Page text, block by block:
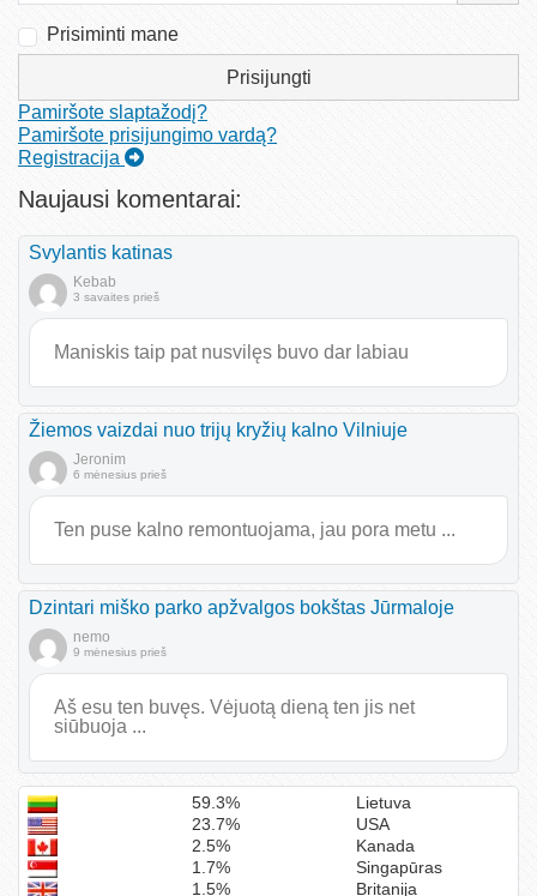
Prisiminti mane
Prisijungti
Pamiršote slaptažodį?
Pamiršote prisijungimo vardą?
Registracija
Naujausi komentarai:
Svylantis katinas
Kebab
3 savaites prieš
Maniskis taip pat nusvilęs buvo dar labiau
Žiemos vaizdai nuo trijų kryžių kalno Vilniuje
Jeronim
6 mėnesius prieš
Ten puse kalno remontuojama, jau pora metu ...
Dzintari miško parko apžvalgos bokštas Jūrmaloje
nemo
9 mėnesius prieš
Aš esu ten buvęs. Vėjuotą dieną ten jis net
siūbuoja ...
59.3%
Lietuva
23.7%
USA
2.5%
Kanada
1.7%
Singapūras
1.5%
Britanija